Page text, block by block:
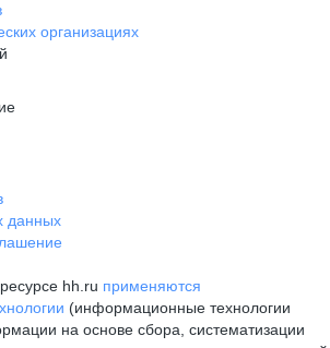
организациях
данных
hh.ru применяются
(информационные технологии
на основе сбора, систематизации